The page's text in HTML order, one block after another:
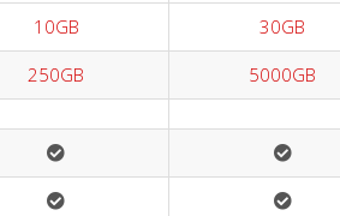
10GB
250GB
30GB
5000GB